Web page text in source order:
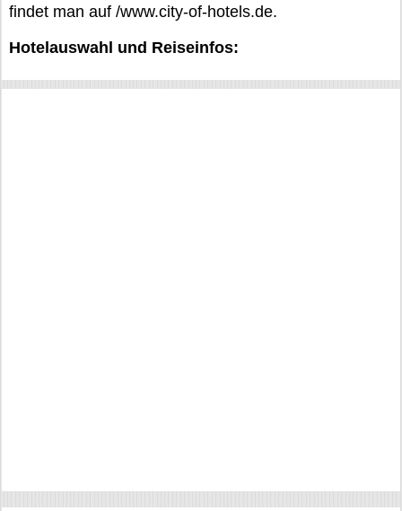
findet man auf /www.city-of-hotels.de.
Hotelauswahl und Reiseinfos: